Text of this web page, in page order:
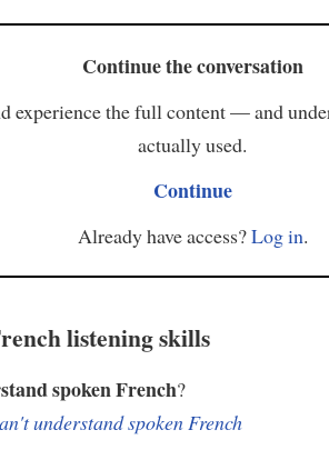
Continue the conversation
experience the full content — and
actually used.
Continue
Already have access?Log in.
listening skills
spoken French?
understand spoken French